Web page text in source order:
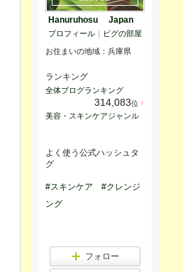
Hanuruhosu Japan
プロフィール ｜ ピグの部屋
お住まいの地域： 兵庫県
ランキング
全体ブログランキング
314,083位 ↑
美容・スキンケアジャンル
よく使う公式ハッシュタ
グ
#スキンケア
#クレンジ
ング
フォロー